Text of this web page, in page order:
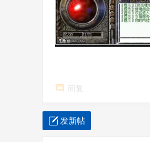
回复
发新帖